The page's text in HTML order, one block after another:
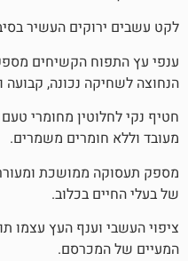
העשיר בסיבים תזונתיים
הקשיחים מספקים את
קבועה ובריאה של
מחומרי טעם מלאכותיים,
משמרים.
ומעורר את יצר
העץ עצמו תומכים בתהליך